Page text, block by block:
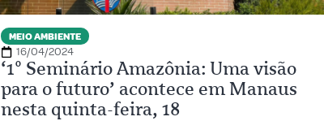
MEIO AMBIENTE
16/04/2024
‘1º Seminário Amazônia: Uma visão
para o futuro’ acontece em Manaus
nesta quinta-feira, 18